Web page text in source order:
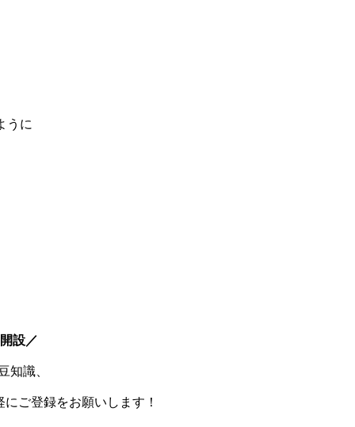
うに
設／
知識、
ご登録をお願いします！